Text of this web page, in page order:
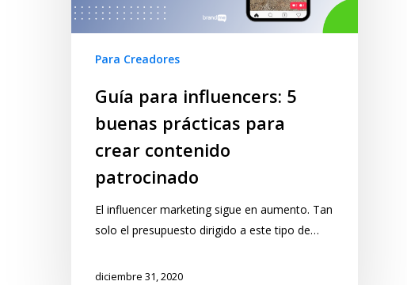
Para Creadores
Guía para influencers: 5
buenas prácticas para
crear contenido
patrocinado
El influencer marketing sigue en aumento. Tan
solo el presupuesto dirigido a este tipo de…
diciembre 31, 2020